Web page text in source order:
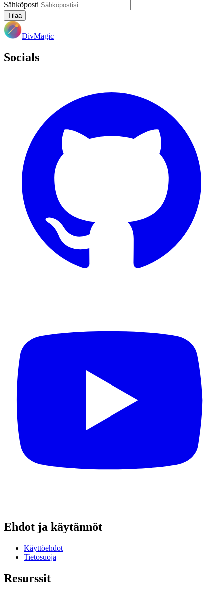
Sähköposti
Tilaa
DivMagic
Socials
Ehdot ja käytännöt
Käyttöehdot
Tietosuoja
Resurssit